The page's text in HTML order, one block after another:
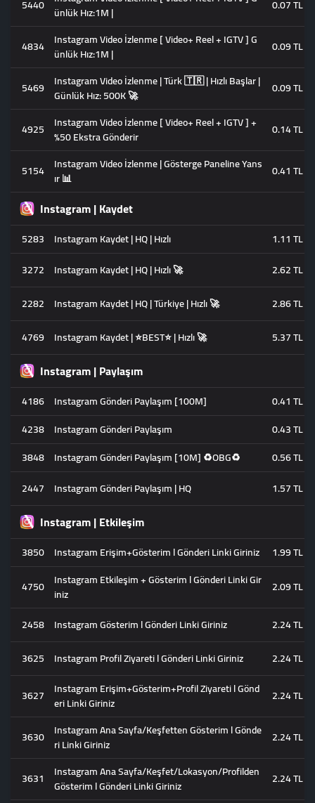
5440 ünlük Hız:1M |
0.07 TL
4834 Instagram Video İzlenme [ Video+ Reel + IGTV ] G
ünlük Hız:1M |
0.09 TL
5469 Instagram Video İzlenme | Türk 🇹🇷 | Hızlı Başlar |
Günlük Hız: 500K 🚀
0.09 TL
4925
Instagram Video İzlenme [ Video+ Reel + IGTV ] +
%50 Ekstra Gönderir
0.14 TL
5154 Instagram Video İzlenme | Gösterge Paneline Yans
ır 📊
0.41 TL
Instagram | Kaydet
5283 Instagram Kaydet | HQ | Hızlı
1.11 TL
3272
Instagram Kaydet | HQ | Hızlı 🚀
2.62 TL
2282
Instagram Kaydet | HQ | Türkiye | Hızlı 🚀
2.86 TL
4769 Instagram Kaydet | ⭐BEST⭐ | Hızlı 🚀 5.37 TL
Instagram | Paylaşım
4186 Instagram Gönderi Paylaşım [100M]
0.41 TL
4238 Instagram Gönderi Paylaşım
0.43 TL
3848 Instagram Gönderi Paylaşım [10M] ♻️OBG♻️
0.56 TL
2447
Instagram Gönderi Paylaşım | HQ 1.57 TL
Instagram | Etkileşim
3850 Instagram Erişim+Gösterim l Gönderi Linki Giriniz
1.99 TL
4750 Instagram Etkileşim + Gösterim l Gönderi Linki Gir
iniz
2.09 TL
2458 Instagram Gösterim l Gönderi Linki Giriniz
2.24 TL
3625
Instagram Profil Ziyareti l Gönderi Linki Giriniz 2.24 TL
3627
Instagram Erişim+Gösterim+Profil Ziyareti l Gönd
eri Linki Giriniz
2.24 TL
3630 Instagram Ana Sayfa/Keşfetten Gösterim l Gönde
ri Linki Giriniz
2.24 TL
3631
Instagram Ana Sayfa/Keşfet/Lokasyon/Profilden
Gösterim l Gönderi Linki Giriniz
2.24 TL